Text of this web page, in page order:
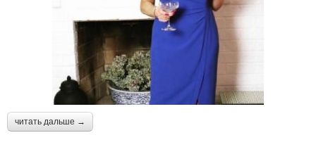
читать дальше →